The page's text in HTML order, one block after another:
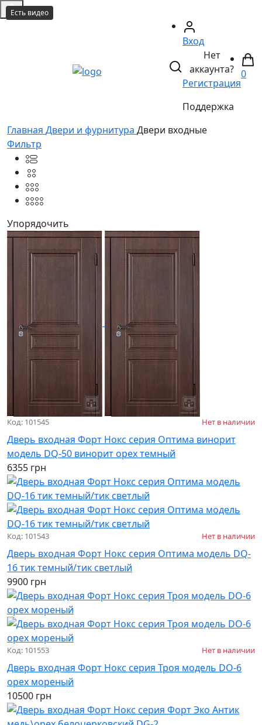
Вход
Нет
аккаунта?
Регистрация
Поддержка
0
Главная Двери и фурнитура Двери входные
Фильтр
Упорядочить
Код: 101545 Нет в наличии
Дверь входная Форт Нокс серия Оптима винорит
модель DQ-50 винорит орех темный
6355 грн
Код: 101543 Нет в наличии
Дверь входная Форт Нокс серия Оптима модель DQ-
16 тик темный/тик светлый
9900 грн
Есть видео
Код: 101553 Нет в наличии
Дверь входная Форт Нокс серия Троя модель DO-6
орех мореный
10500 грн